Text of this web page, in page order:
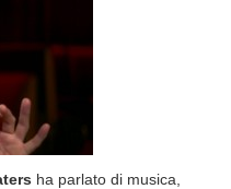
ha parlato di musica,